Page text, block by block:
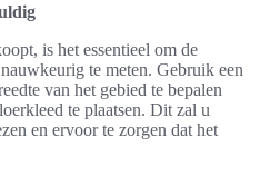
is het essentieel om de
te meten. Gebruik een
van het gebied te bepalen
te plaatsen. Dit zal u
en ervoor te zorgen dat het